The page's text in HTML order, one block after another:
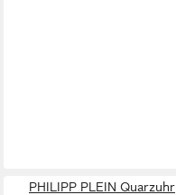
PHILIPP PLEIN Quarzuhr